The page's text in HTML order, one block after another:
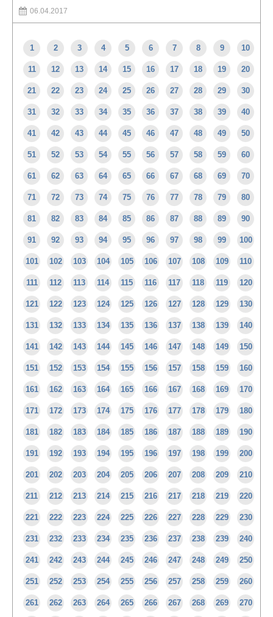
06.04.2017
1 2 3 4 5 6 7 8 9 10
11 12 13 14 15 16 17 18 19 20
21 22 23 24 25 26 27 28 29 30
31 32 33 34 35 36 37 38 39 40
41 42 43 44 45 46 47 48 49 50
51 52 53 54 55 56 57 58 59 60
61 62 63 64 65 66 67 68 69 70
71 72 73 74 75 76 77 78 79 80
81 82 83 84 85 86 87 88 89 90
91 92 93 94 95 96 97 98 99 100
101 102 103 104 105 106 107 108 109 110
111 112 113 114 115 116 117 118 119 120
121 122 123 124 125 126 127 128 129 130
131 132 133 134 135 136 137 138 139 140
141 142 143 144 145 146 147 148 149 150
151 152 153 154 155 156 157 158 159 160
161 162 163 164 165 166 167 168 169 170
171 172 173 174 175 176 177 178 179 180
181 182 183 184 185 186 187 188 189 190
191 192 193 194 195 196 197 198 199 200
201 202 203 204 205 206 207 208 209 210
211 212 213 214 215 216 217 218 219 220
221 222 223 224 225 226 227 228 229 230
231 232 233 234 235 236 237 238 239 240
241 242 243 244 245 246 247 248 249 250
251 252 253 254 255 256 257 258 259 260
261 262 263 264 265 266 267 268 269 270